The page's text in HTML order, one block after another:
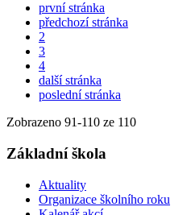
první stránka
předchozí stránka
2
3
4
další stránka
poslední stránka
Zobrazeno 91-110 ze 110
Základní škola
Aktuality
Organizace školního roku